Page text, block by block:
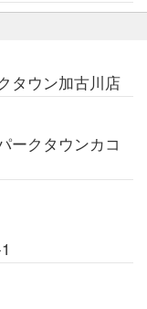
タウン加古川店
ークタウンカコ